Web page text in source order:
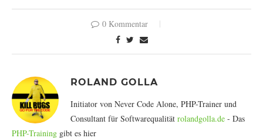
0 Kommentar
ROLAND GOLLA
Initiator von Never Code Alone, PHP-Trainer und
Consultant für Softwarequalität rolandgolla.de - Das
PHP-Training gibt es hier